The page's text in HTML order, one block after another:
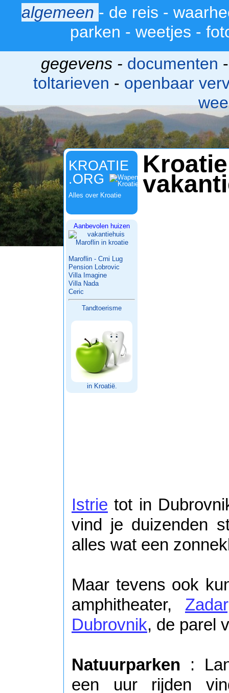
algemeen - de reis -
parken - weetjes -
gegevens - documenten
toltarieven - openbaar
KROATIE
.ORG
Alles over Kroatie
Aanbevolen huizen
Maroflin - Crni Lug
Pension Lobrovic
Villa Imagine
Villa Nada
Ceric
Tandtoerisme
in Kroatië.
Istrie tot in
vind je duizenden
alles wat een
Maar tevens ook
amphitheater, Zadar
Dubrovnik, de parel
Natuurparken :
een uur rijden